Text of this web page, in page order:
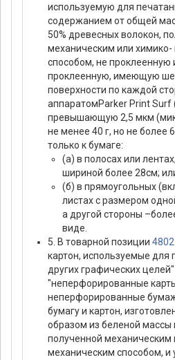
используемую для
содержанием от общей
50% древесных волокон,
механическим или
способом, не проклеенную
проклеенную, имеющую
поверхности по каждой
аппаратомParker Print
превышающую 2,5 мкм
не менее 40 г, но не более
только к бумаге:
(а) в полосах или
шириной более 28см;
(б) в прямоугольных
листах с размером
а другой стороны
виде.
5. В товарной позиции 4802
картон, используемые для
других графических
"неперфорированные
неперфорированные
бумагу и картон,
образом из беленой массы
полученной механическим
механическим способом,